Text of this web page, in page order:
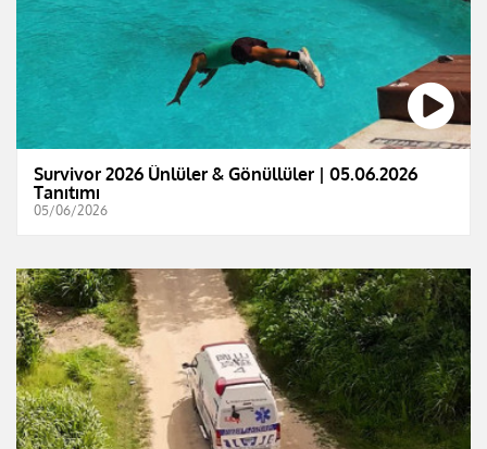
Survivor 2026 Ünlüler & Gönüllüler | 05.06.2026
Tanıtımı
05/06/2026